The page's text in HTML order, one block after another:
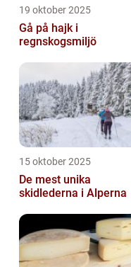
19 oktober 2025
Gå på hajk i
regnskogsmiljö
15 oktober 2025
De mest unika
skidlederna i Alperna